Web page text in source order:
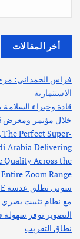
أخر المقالات
فراس الحمداني:
الاستثمارية
قادة وخبراء
خلال مؤتمر ومعرض NFPA 2026 في لاس فيغاس
The Perfect Super-
Arabia Delivering
Quality Across the
Entire Zoom Range
مع نظام تثبيت بصري
التصوير توفر
نطاق التقريب